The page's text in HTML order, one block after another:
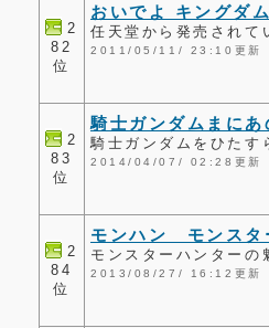
2
82
位
おいでよ キングダ
任天堂から発売され
2011/05/11/ 23:10更
2
83
位
騎士ガンダムまにあ
騎士ガンダムをひたす
2014/04/07/ 02:28更
2
84
位
モンハン モンス
モンスターハンター
2013/08/27/ 16:12更